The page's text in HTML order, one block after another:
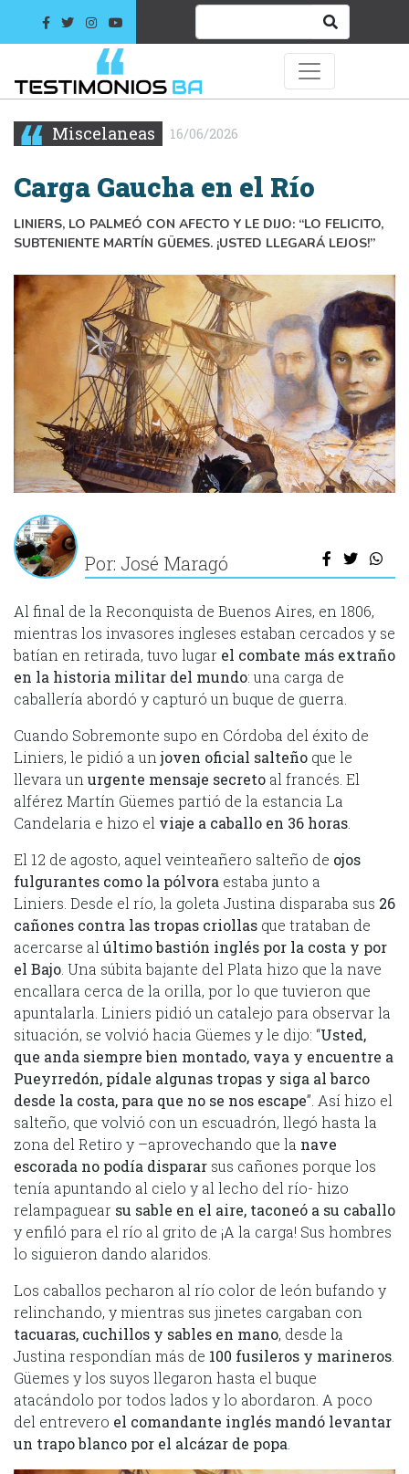
Miscelaneas 16/06/2026
Carga Gaucha en el Río
LINIERS, LO PALMEÓ CON AFECTO Y LE DIJO: “LO FELICITO,
SUBTENIENTE MARTÍN GÜEMES. ¡USTED LLEGARÁ LEJOS!”
Por: José Maragó
Al final de la Reconquista de Buenos Aires, en 1806,
mientras los invasores ingleses estaban cercados y se
batían en retirada, tuvo lugar el combate más extraño
en la historia militar del mundo: una carga de
caballería abordó y capturó un buque de guerra.
Cuando Sobremonte supo en Córdoba del éxito de
Liniers, le pidió a unjoven oficial salteño que le
llevara un urgente mensaje secreto al francés. El
alférez Martín Güemes partió de la estancia La
Candelaria e hizo el viaje a caballo en 36 horas
El 12 de agosto, aquel veinteañero salteño de ojos
fulgurantes como la pólvora estaba junto a
Liniers. Desde el río, la goleta Justina disparaba sus 26
cañones contra las tropas criollas que trataban de
acercarse al último bastión inglés por la costa y por
el Bajo . Una súbita bajante del Plata hizo que la nave
encallara cerca de la orilla, por lo que tuvieron que
apuntalarla. Liniers pidió un catalejo para observar la
situación, se volvió hacia Güemes y le dijo: “Usted,
que anda siempre bien montado, vaya y encuentre a
Pueyrredón, pídale algunas tropas y siga al barco
desde la costa, para que no se nos escape”. Así hizo el
salteño, que volvió con un escuadrón, llegó hasta la
zona del Retiro y –aprovechando que la nave
escorada no podía disparar sus cañones porque los
tenía apuntando al cielo y al lecho del río- hizo
relampaguear su sable en el aire, taconeó a su caballo
y enfiló para el río al grito de ¡A la carga! Sus hombres
lo siguieron dando alaridos.
Los caballos pecharon al río color de león bufando y
relinchando, y mientras sus jinetes cargaban con
tacuaras, cuchillos y sables en mano, desde la
Justina respondían más de 100 fusileros y marineros
Güemes y los suyos llegaron hasta el buque
atacándolo por todos lados y lo abordaron. A poco
del entrevero el comandante inglés mandó levantar
un trapo blanco por el alcázar de popa